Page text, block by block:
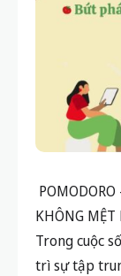
KHÔNG
Trong cuộc
trì sự tập